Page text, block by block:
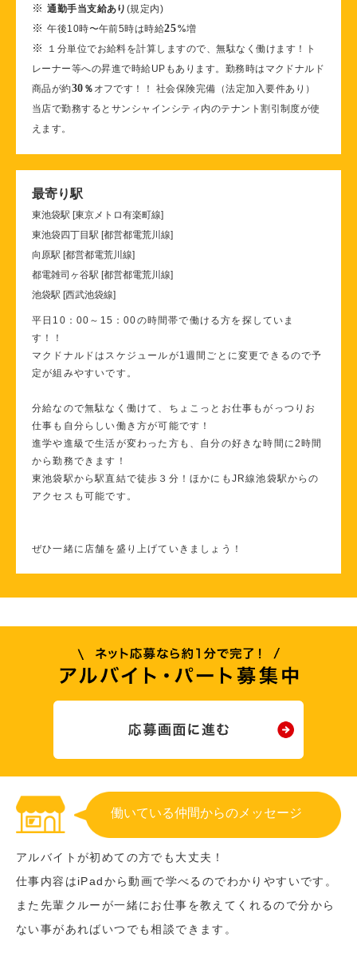
※通勤手当支給あり (規定内)
※午後10時〜午前5時は時給25%増
※
１分単位でお給料を計算しますので、無駄なく働けます！ト
レーナー等への昇進で時給UPもあります。勤務時はマクドナルド
商品が約30 ％ オフです！！ 社会保険完備（法定加入要件あり）
当店で勤務するとサンシャインシティ内のテナント割引制度が使
えます。
最寄り駅
東池袋駅 [東京メトロ有楽町線]
東池袋四丁目駅 [都営都電荒川線]
向原駅 [都営都電荒川線]
都電雑司ヶ谷駅 [都営都電荒川線]
池袋駅 [西武池袋線]
平日10：00～15：00の時間帯で働ける方を探していま
す！！
マクドナルドはスケジュールが1週間ごとに変更できるので予
定が組みやすいです。
分給なので無駄なく働けて、ちょこっとお仕事もがっつりお
仕事も自分らしい働き方が可能です！
進学や進級で生活が変わった方も、自分の好きな時間に2時間
から勤務できます！
東池袋駅から駅直結で徒歩３分！ほかにもJR線池袋駅からの
アクセスも可能です。
ぜひ一緒に店舗を盛り上げていきましょう！
働いている仲間からのメッセージ
アルバイトが初めての方でも大丈夫！
仕事内容はiPadから動画で学べるのでわかりやすいです。
また先輩クルーが一緒にお仕事を教えてくれるので分から
ない事があればいつでも相談できます。